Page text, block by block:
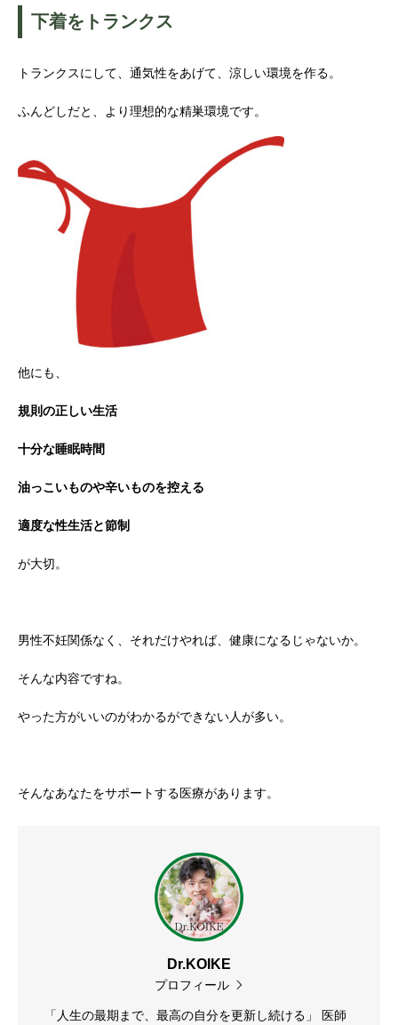
下着をトランクス
トランクスにして、通気性をあげて、涼しい環境を作る。
ふんどしだと、より理想的な精巣環境です。
他にも、
規則の正しい生活
十分な睡眠時間
油っこいものや辛いものを控える
適度な性生活と節制
が大切。
男性不妊関係なく、それだけやれば、健康になるじゃないか。
そんな内容ですね。
やった方がいいのがわかるができない人が多い。
そんなあなたをサポートする医療があります。
Dr.KOIKE
プロフィール
「人生の最期まで、最高の自分を更新し続ける」 医師